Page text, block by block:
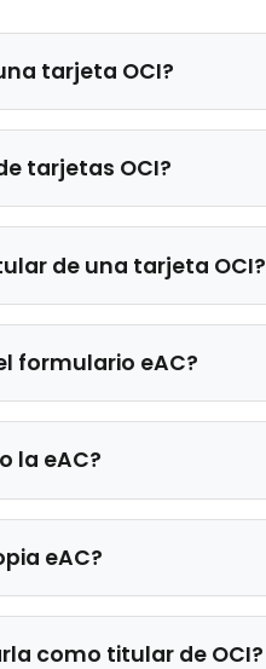
tarjeta OCI?
tarjetas OCI?
de una tarjeta OCI?
formulario eAC?
la eAC?
eAC?
como titular de OCI?